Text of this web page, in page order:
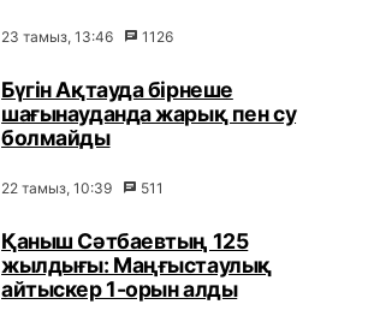
23 тамыз, 13:46 1126
Бүгін Ақтауда бірнеше
шағынауданда жарық пен су
болмайды
22 тамыз, 10:39 511
Қаныш Сәтбаевтың 125
жылдығы: Маңғыстаулық
айтыскер 1-орын алды